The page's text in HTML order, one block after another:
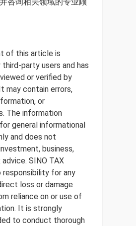
of this article is
party users and has
or verified by
may contain errors,
or
The information
general informational
and does not
business,
SINO TAX
responsibility for any
loss or damage
reliance on or use of
It is strongly
to conduct thorough